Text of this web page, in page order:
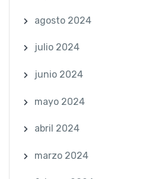
agosto 2024
julio 2024
junio 2024
mayo 2024
abril 2024
marzo 2024